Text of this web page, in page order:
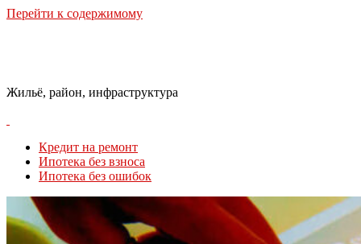
Перейти к содержимому
Жильё, район, инфраструктура
Кредит на ремонт
Ипотека без взноса
Ипотека без ошибок